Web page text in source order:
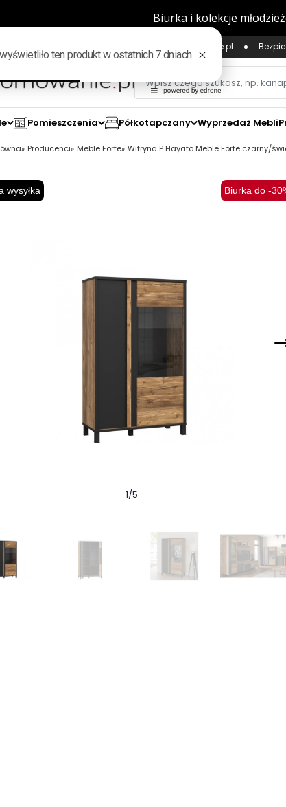
98% pozytywnych opinii według Zaufane.pl
Pomieszczenia Półkotapczany Wyprzedaż Mebli
Producenci Meble Forte Witryna P Hayato Meble Forte czarny/
wysyłka Biurka do -
1/5